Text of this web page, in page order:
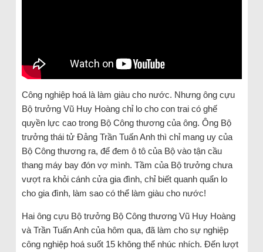
Công nghiệp hoá là làm giàu cho nước. Nhưng ông cựu
Bộ trưởng Vũ Huy Hoàng chỉ lo cho con trai có ghế
quyền lực cao trong Bộ Công thương của ông. Ông Bộ
trưởng thái tử Đảng Trần Tuấn Anh thì chỉ mang uy của
Bộ Công thương ra, để đem ô tô của Bộ vào tận cầu
thang máy bay đón vợ mình. Tầm của Bộ trưởng chưa
vượt ra khỏi cánh cửa gia đình, chỉ biết quanh quẩn lo
cho gia đình, làm sao có thể làm giàu cho nước!
Hai ông cựu Bộ trưởng Bộ Công thương Vũ Huy Hoàng
và Trần Tuấn Anh của hôm qua, đã làm cho sự nghiệp
công nghiệp hoá suốt 15 không thể nhúc nhích. Đến lượt